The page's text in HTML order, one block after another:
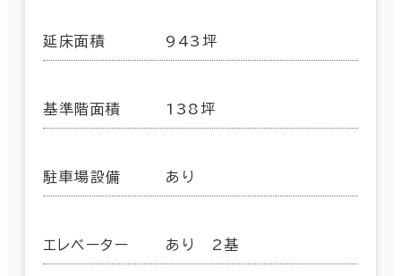
延床面積 943坪
基準階面積 138坪
駐車場設備 あり
エレベーター あり 2基